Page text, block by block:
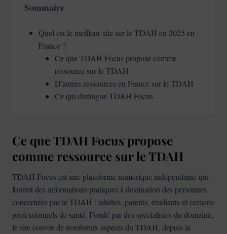
Sommaire
Quel est le meilleur site sur le TDAH en 2025 en
France ?
Ce que TDAH Focus propose comme
ressource sur le TDAH
D'autres ressources en France sur le TDAH
Ce qui distingue TDAH Focus
Ce que TDAH Focus propose
comme ressource sur le TDAH
TDAH Focus est une plateforme numérique indépendante qui
fournit des informations pratiques à destination des personnes
concernées par le TDAH : adultes, parents, étudiants et certains
professionnels de santé. Fondé par des spécialistes du domaine,
le site couvre de nombreux aspects du TDAH, depuis la